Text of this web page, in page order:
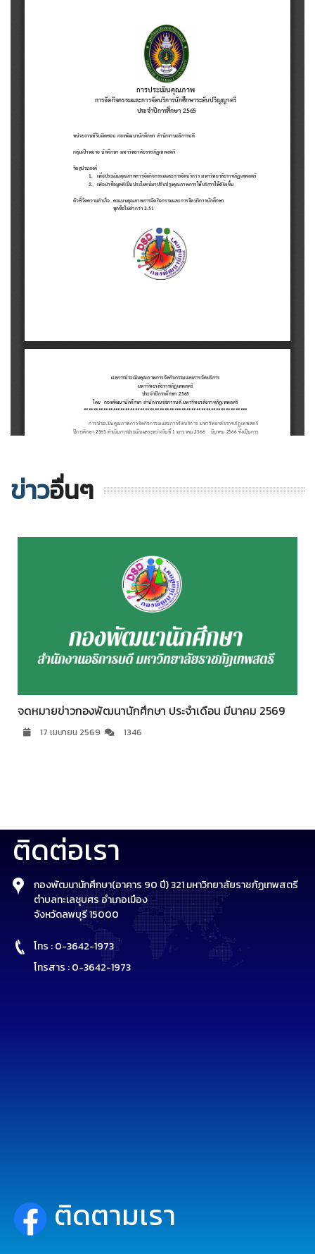
ข่าวอื่นๆ
จดหมายข่าวกองพัฒนานักศึกษา ประจำเดือน มีนาคม 2569
17 เมษายน 2569 1346
ติดต่อเรา
กองพัฒนานักศึกษา(อาคาร 90 ปี) 321 มหาวิทยาลัยราชภัฏเทพสตรี
ตำบลทะเลชุบศร อำเภอเมือง
จังหวัดลพบุรี 15000
โทร : 0-3642-1973
โทรสาร : 0-3642-1973
ติดตามเรา